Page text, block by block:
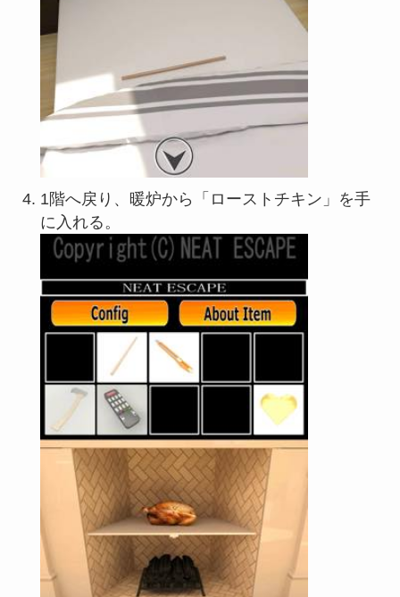
1階へ戻り、暖炉から「ローストチキン」を手
に入れる。